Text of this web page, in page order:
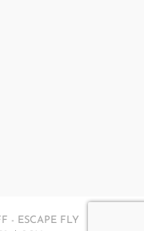
- ESCAPE FLY